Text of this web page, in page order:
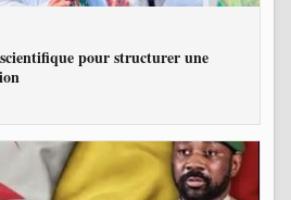
pour structurer une